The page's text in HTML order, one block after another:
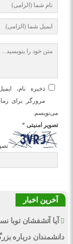
ذخیره نام،
مرورگر برای
می‌نویسم.
تصویر امنیتی *
آخرین اخبار
آیا آتشفشان توبا
دانشمندان درباره